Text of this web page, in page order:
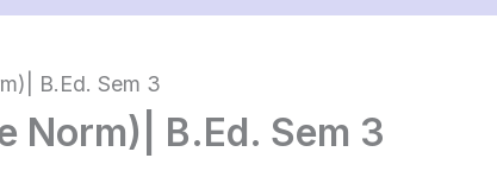
B.Ed. Sem 3
Norm)| B.Ed. Sem 3